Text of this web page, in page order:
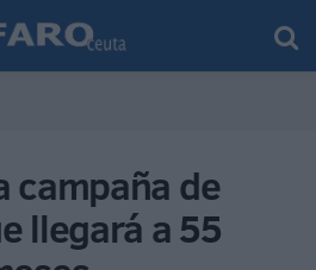
campaña de
llegará a 55